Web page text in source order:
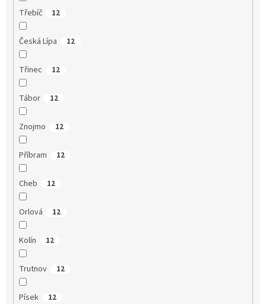
Třebíč 12
Česká Lípa 12
Třinec 12
Tábor 12
Znojmo 12
Příbram 12
Cheb 12
Orlová 12
Kolín 12
Trutnov 12
Písek 12